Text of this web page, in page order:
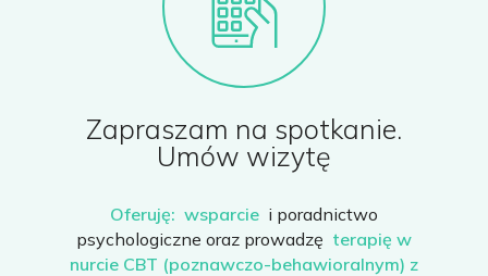
Zapraszam na spotkanie.
Umów wizytę
Oferuję: wsparcie i poradnictwo
psychologiczne oraz prowadzę terapię w
nurcie CBT (poznawczo-behawioralnym) z